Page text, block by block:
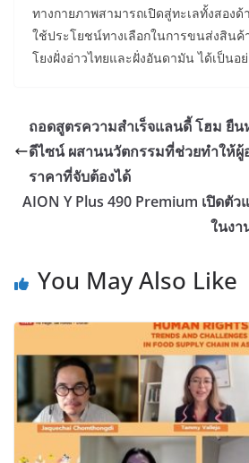
ทางกายภาพสามารถเปิดสู่ทะเลทั้งสอง
ใช้ประโยชน์ทางเลือกในการขนส่งสินค้
โยงฝั่งอ่าวไทยและฝั่งอันดามัน ได้เป็นอ
ถอดสูตรความสำเร็จแลนดี้ โฮม ยื
ดีไซน์ ผสานนวัตกรรมที่ช่วยทำให้
ราคาที่จับต้องได้
AION Y Plus 490 Premium เปิดตัว
ในงา
You May Also Like